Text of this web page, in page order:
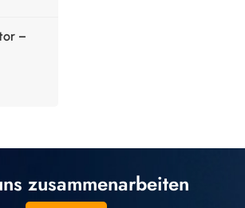
–
zusammenarbeiten